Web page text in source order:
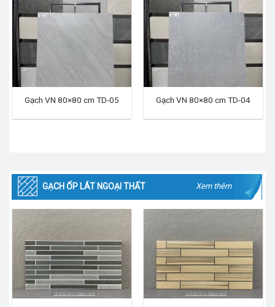
Gạch VN 80×80 cm TD-05 Gạch VN 80×80 cm TD-04
GẠCH ỐP LÁT NGOẠI THẤT Xem thêm